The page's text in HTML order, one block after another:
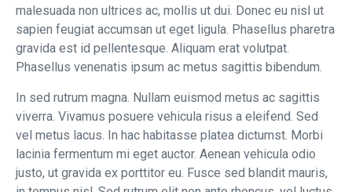
malesuada non ultrices ac, mollis ut dui. Donec eu nisl ut
sapien feugiat accumsan ut eget ligula. Phasellus pharetra
gravida est id pellentesque. Aliquam erat volutpat.
Phasellus venenatis ipsum ac metus sagittis bibendum.
In sed rutrum magna. Nullam euismod metus ac sagittis
viverra. Vivamus posuere vehicula risus a eleifend. Sed
vel metus lacus. In hac habitasse platea dictumst. Morbi
lacinia fermentum mi eget auctor. Aenean vehicula odio
justo, ut gravida ex porttitor eu. Fusce sed blandit mauris,